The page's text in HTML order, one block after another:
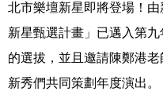
北市樂壇新星即將登場！
新星甄選計畫」已邁入第
的選拔，並且邀請陳鄭港
新秀們共同策劃年度演出。